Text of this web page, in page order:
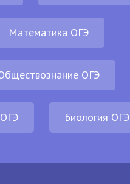
Математика ОГЭ
ОГЭ
Биология ОГЭ